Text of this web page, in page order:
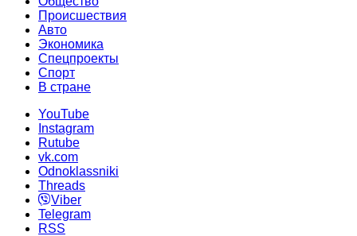
Происшествия
Авто
Экономика
Спецпроекты
Cпорт
В стране
YouTube
Instagram
Rutube
vk.com
Odnoklassniki
Threads
Viber
Telegram
RSS